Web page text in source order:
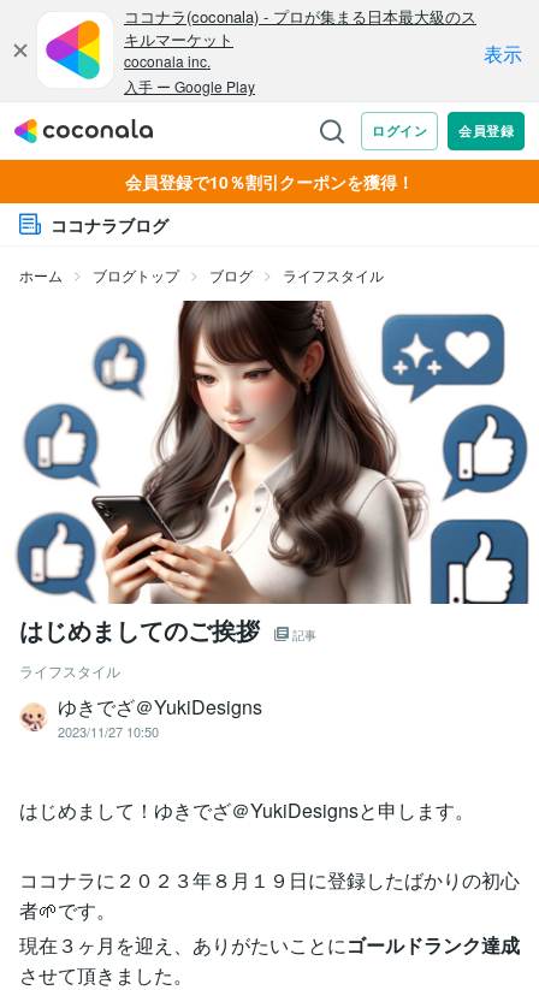
会員登録で10％割引クーポンを獲得！
ココナラブログ
ホーム ブログトップ ブログ ライフスタイル
はじめましてのご挨拶 記事
ライフスタイル
ゆきでざ＠YukiDesigns
2023/11/27 10:50
はじめまして！ゆきでざ＠YukiDesignsと申します。
ココナラに２０２３年８月１９日に登録したばかりの初心
者🌱です。
現在３ヶ月を迎え、ありがたいことにゴールドランク達成
させて頂きました。